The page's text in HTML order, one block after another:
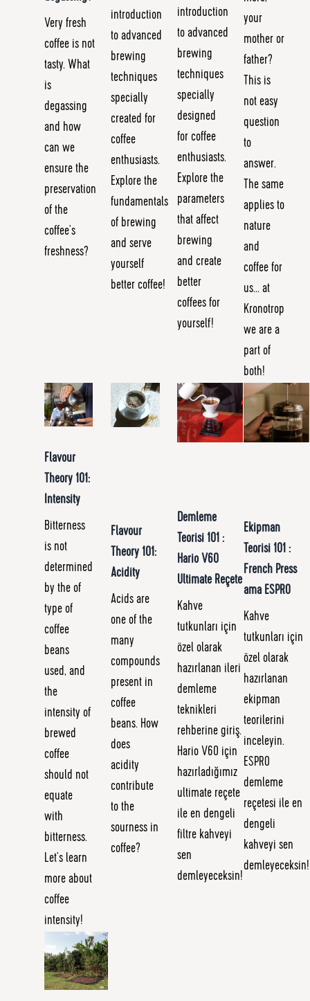
Very fresh
coffee is not
tasty. What
is
degassing
and how
can we
ensure the
preservation
of the
coffee’s
freshness?
introduction
to advanced
brewing
techniques
specially
created for
coffee
enthusiasts.
Explore the
fundamentals
of brewing
and serve
yourself
better coffee!
introduction
to advanced
brewing
techniques
specially
designed
for coffee
enthusiasts.
Explore the
parameters
that affect
brewing
and create
better
coffees for
yourself!
your
mother or
father?
This is
not easy
question
to
answer.
The same
applies to
nature
and
coffee for
us... at
Kronotrop
we are a
part of
both!
Flavour
Theory 101:
Intensity
Bitterness
is not
determined
by the of
type of
coffee
beans
used, and
the
intensity of
brewed
coffee
should not
equate
with
bitterness.
Let’s learn
more about
coffee
intensity!
Flavour
Theory 101:
Acidity
Acids are
one of the
many
compounds
present in
coffee
beans. How
does
acidity
contribute
to the
sourness in
coffee?
Demleme
Teorisi 101 :
Hario V60
Ultimate Reçete
Kahve
tutkunları için
özel olarak
hazırlanan ileri
demleme
teknikleri
rehberine giriş.
Hario V60 için
hazırladığımız
ultimate reçete
ile en dengeli
filtre kahveyi
sen
demleyeceksin!
Ekipman
Teorisi 101 :
French Press
ama ESPRO
Kahve
tutkunları için
özel olarak
hazırlanan
ekipman
teorilerini
inceleyin.
ESPRO
demleme
reçetesi ile en
dengeli
kahveyi sen
demleyeceksin!